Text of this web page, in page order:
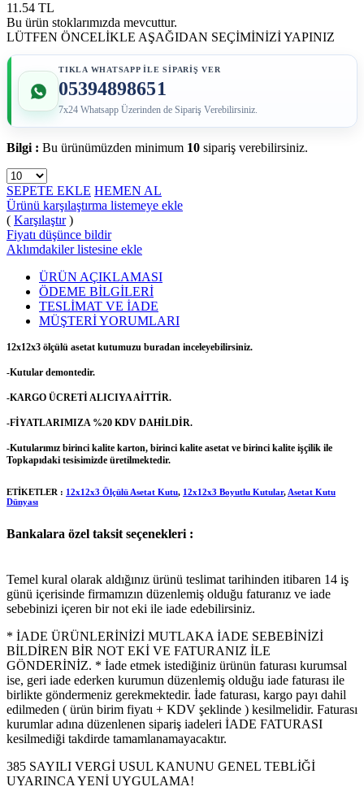
11.54 TL
Bu ürün stoklarımızda mevcuttur.
LÜTFEN ÖNCELİKLE AŞAĞIDAN SEÇİMİNİZİ YAPINIZ
TIKLA WHATSAPP İLE SİPARİŞ VER
05394898651
7x24 Whatsapp Üzerinden de Sipariş Verebilirsiniz.
Bilgi : Bu ürünümüzden minimum 10 sipariş verebilirsiniz.
SEPETE EKLE HEMEN AL
Ürünü karşılaştırma listemeye ekle
( Karşılaştır)
Fiyatı düşünce bildir
Aklımdakiler listesine ekle
ÜRÜN AÇIKLAMASI
ÖDEME BİLGİLERİ
TESLİMAT VE İADE
MÜŞTERİ YORUMLARI
12x12x3 ölçülü asetat kutumuzu buradan inceleyebilirsiniz.
-Kutular demontedir.
-KARGO ÜCRETİ ALICIYA AİTTİR.
-FİYATLARIMIZA %20 KDV DAHİLDİR.
-Kutularımız birinci kalite karton, birinci kalite asetat ve birinci kalite işçilik ile
Topkapıdaki tesisimizde üretilmektedir.
ETİKETLER : 12x12x3 Ölçülü Asetat Kutu, 12x12x3 Boyutlu Kutular, Asetat Kutu
Dünyası
Bankalara özel taksit seçenekleri :
Temel kural olarak aldığınız ürünü teslimat tarihinden itibaren 14 iş
günü içerisinde firmamızın düzenlemiş olduğu faturanız ve iade
sebebinizi içeren bir not eki ile iade edebilirsiniz.
* İADE ÜRÜNLERİNİZİ MUTLAKA İADE SEBEBİNİZİ
BİLDİREN BİR NOT EKİ VE FATURANIZ İLE
GÖNDERİNİZ. * İade etmek istediğiniz ürünün faturası kurumsal
ise, geri iade ederken kurumun düzenlemiş olduğu iade faturası ile
birlikte göndermeniz gerekmektedir. İade faturası, kargo payı dahil
edilmeden ( ürün birim fiyatı + KDV şeklinde ) kesilmelidir. Faturası
kurumlar adına düzenlenen sipariş iadeleri İADE FATURASI
kesilmediği takdirde tamamlanamayacaktır.
385 SAYILI VERGİ USUL KANUNU GENEL TEBLİĞİ
UYARINCA YENİ UYGULAMA!